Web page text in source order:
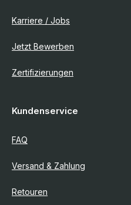
Karriere / Jobs
Jetzt Bewerben
Zertifizierungen
Kundenservice
FAQ
Versand & Zahlung
Retouren